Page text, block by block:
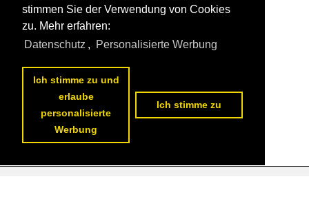
stimmen Sie der Verwendung von Cookies
zu. Mehr erfahren:
Datenschutz , Personalisierte Werbung
Ich stimme zu und
erlaube
personalisierte
Werbung
Ich stimme zu